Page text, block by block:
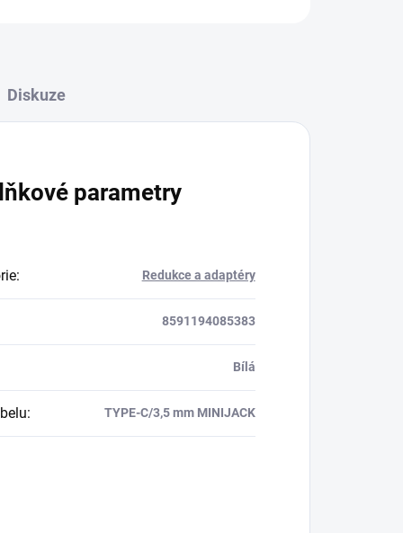
Diskuze
parametry
: Redukce a adaptéry
8591194085383
Bílá
: TYPE-C/3,5 mm MINIJACK